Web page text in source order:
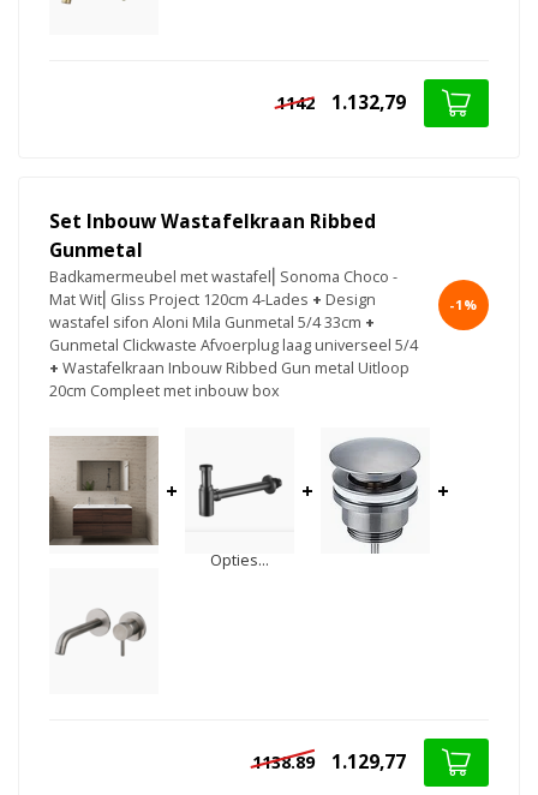
1142 1.132,79
Set Inbouw Wastafelkraan Ribbed
Gunmetal
Badkamermeubel met wastafel⎢Sonoma Choco -
Mat Wit⎢Gliss Project 120cm 4-Lades + Design
wastafel sifon Aloni Mila Gunmetal 5/4 33cm +
Gunmetal Clickwaste Afvoerplug laag universeel 5/4
+ Wastafelkraan Inbouw Ribbed Gun metal Uitloop
20cm Compleet met inbouw box
-1%
+
Opties...
+ +
1138.89 1.129,77